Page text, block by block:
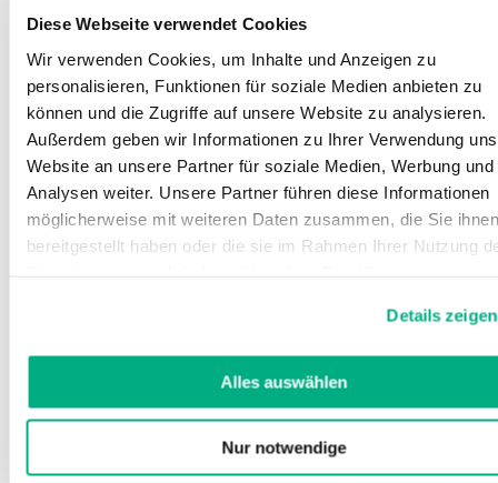
Diese Webseite verwendet Cookies
Wir verwenden Cookies, um Inhalte und Anzeigen zu
personalisieren, Funktionen für soziale Medien anbieten zu
können und die Zugriffe auf unsere Website zu analysieren.
Außerdem geben wir Informationen zu Ihrer Verwendung
Website an unsere Partner für soziale Medien, Werbung und
Analysen weiter. Unsere Partner führen diese Informationen
möglicherweise mit weiteren Daten zusammen, die Sie ihnen
bereitgestellt haben oder die sie im Rahmen Ihrer Nutzung
unsererDatenschutzerklärungundImpressum.
Details zeigen
Alles auswählen
Nur notwendige